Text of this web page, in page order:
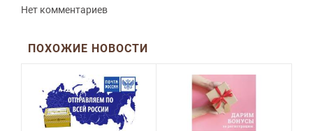
Нет комментариев
ПОХОЖИЕ НОВОСТИ